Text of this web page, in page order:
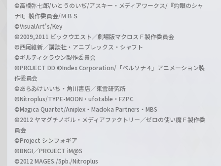
©高橋弥七郎/いとうのいぢ/アスキー・メディアワークス/『灼眼のシャ
ナII』製作委員会/ＭＢＳ
©VisualArt's/Key
©2009,2011 ビックウエスト／劇場版マクロスＦ製作委員会
©西尾維新／講談社・アニプレックス・シャフト
©ギルティクラウン製作委員会
©PROJECT DD ©Index Corporation/「ペルソナ４」アニメーション製
作委員会
©あらゐけいいち・角川書店／東雲研究所
©Nitroplus/TYPE-MOON・ufotable・FZPC
©Magica Quartet/Aniplex・Madoka Partners・MBS
©2012 ヤマグチノボル・メディアファクトリー／ゼロの使い魔Ｆ製作委
員会
©Project シンフォギア
©BNGI／PROJECT iM@S
©2012 MAGES./5pb./Nitroplus